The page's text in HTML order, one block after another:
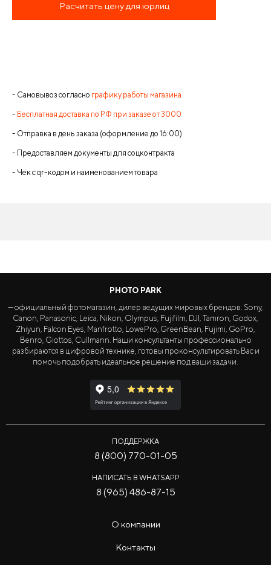
Расчитать цену для юрлиц
- Самовывоз согласно графику работы магазина
- Бесплатная доставка по РФ при заказе от 3000
- Отправка в день заказа (оформление до 16:00)
- Предоставляем документы для соцконтракта
- Чек с qr-кодом и наименованием товара
PHOTO PARK
— официальный фотомагазин, дилер ведущих мировых брендов: Sony,
Canon, Panasonic, Leica, Nikon, Olympus, Fujifilm, DJI, Tamron, Godox,
Zhiyun, Falcon Eyes, Manfrotto, LowePro, GreenBean, Fujimi, GoPro,
Benro, Giottos, Cullmann. Наши консультанты профессионально
разбираются в цифровой технике, готовы проконсультировать Вас и
помочь подобрать идеальное решение под ваши задачи.
ПОДДЕРЖКА
8 (800) 770-01-05
НАПИСАТЬ В WHATSAPP
8 (965) 486-87-15
О компании
Контакты